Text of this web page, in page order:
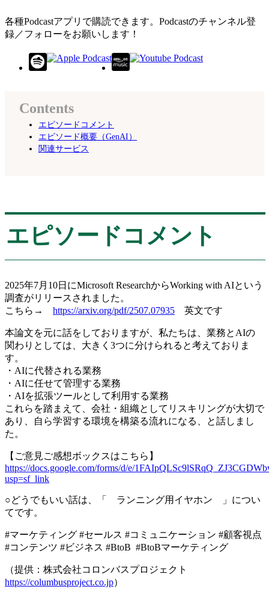
各種Podcastアプリで購読できます。Podcastのチャンネル登
録／フォローをお願いします！
Contents
エピソードコメント
エピソード概要（GenAI）
関連サービス
エピソードコメント
2025年7月10日にMicrosoft ResearchからWorking with AIという
調査がリリースされました。
こちら→ ⁠https://arxiv.org/pdf/2507.07935 ⁠ 英文です
本論文を元に話をしておりますが、私たちは、業務とAIの
関わりとしては、大きく3つに分けられると考えておりま
す。
・AIに代替される業務
・AIに任せて管理する業務
・AIを拡張ツールとして利用する業務
これらを踏まえて、会社・組織としてリスキリングが大切で
あり、自ら学習する環境を構築る流れになる、と話しまし
た。
【ご意見ご感想ボックスはこちら】
https://docs.google.com/forms/d/e/
usp=sf_link
○どうでもいい話は、「 ランニング用イヤホン 」につい
てです。
#マーケティング #セールス #コミュニケーション #顧客視点
#コンテンツ #ビジネス #BtoB #BtoBマーケティング
（提供：株式会社コロンバスプロジェクト
https://columbusproject.co.jp）